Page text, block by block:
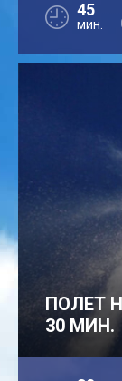
45
мин.
ПОЛЕТ
30 МИН.